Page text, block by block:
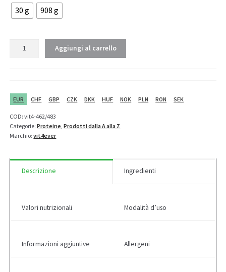
30 g 908 g
diversi
quantità
Aggiungi al carrello
EUR CHF GBP CZK DKK HUF NOK PLN RON SEK
COD:vit4-462/483
Categorie:Proteine ,Prodotti dalla A alla Z
Marchio:vit4ever
Descrizione Ingredienti
Valori nutrizionali Modalità d’uso
Informazioni aggiuntive Allergeni